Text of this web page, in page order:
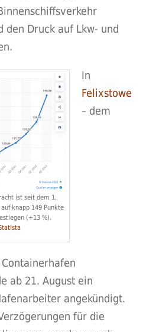
den Druck auf Lkw- und
ist seit dem 1.
knapp 149 Punkte
(+13 %).
In
Felixstowe
– dem
ab 21. August ein
angekündigt.
für die